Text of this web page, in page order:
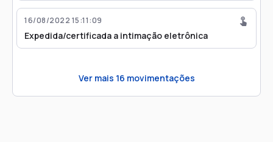
16/08/2022 15:11:09
Expedida/certificada a intimação eletrônica
Ver mais 16 movimentações